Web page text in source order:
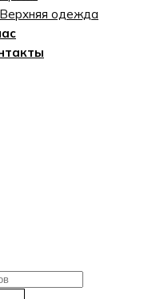
Верхняя одежда